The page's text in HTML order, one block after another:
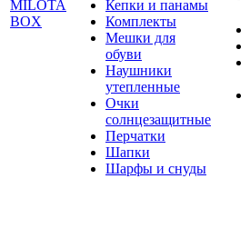
MILOTA
BOX
Кепки и панамы
Комплекты
Мешки для
обуви
Наушники
утепленные
Очки
солнцезащитные
Перчатки
Шапки
Шарфы и снуды